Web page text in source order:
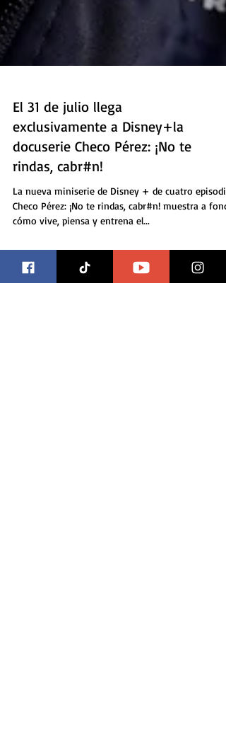
El 31 de julio llega
exclusivamente a Disney+la
docuserie Checo Pérez: ¡No te
rindas, cabr#n!
La nueva miniserie de Disney + de cuatro
Checo Pérez: ¡No te rindas, cabr#n! muestra a
cómo vive, piensa y entrena el...